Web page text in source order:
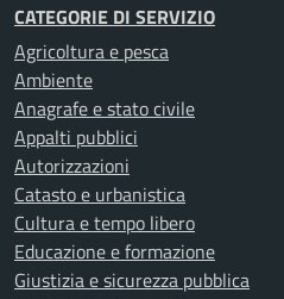
CATEGORIE DI SERVIZIO
Agricoltura e pesca
Ambiente
Anagrafe e stato civile
Appalti pubblici
Autorizzazioni
Catasto e urbanistica
Cultura e tempo libero
Educazione e formazione
Giustizia e sicurezza pubblica